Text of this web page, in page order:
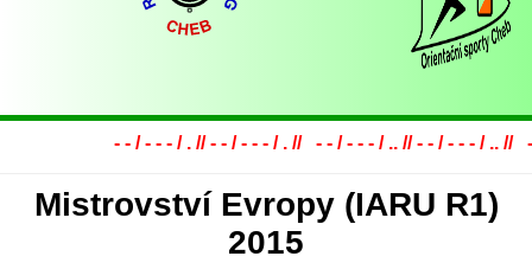
Mistrovství Evropy (IARU R1)
2015
- - / - - - / . // - - / - - - / . // - - / - - - / .. // - - / - - - / .. // -